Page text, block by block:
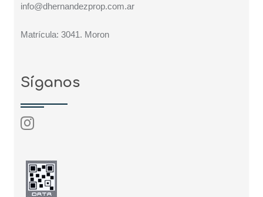
info@dhernandezprop.com.ar
Matrícula: 3041. Moron
Síganos